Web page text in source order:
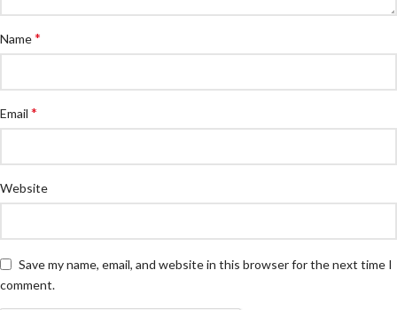
Name*
Email *
Website
Save my name, email, and website in this browser for the next time I
comment.